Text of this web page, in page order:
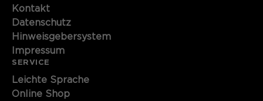
Kontakt
Datenschutz
Hinweisgebersystem
Impressum
SERVICE
Leichte Sprache
Online Shop